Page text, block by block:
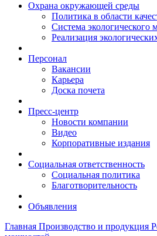
Охрана окружающей среды
Политика в области
Система экологического
Реализация
Персонал
Вакансии
Карьера
Доска почета
Пресс-центр
Новости компании
Видео
Корпоративные издания
Социальная ответственность
Социальная политика
Благотворительность
Объявления
Главная Производство и продукция